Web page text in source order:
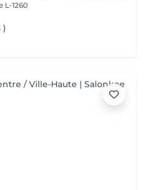
L-1260
)